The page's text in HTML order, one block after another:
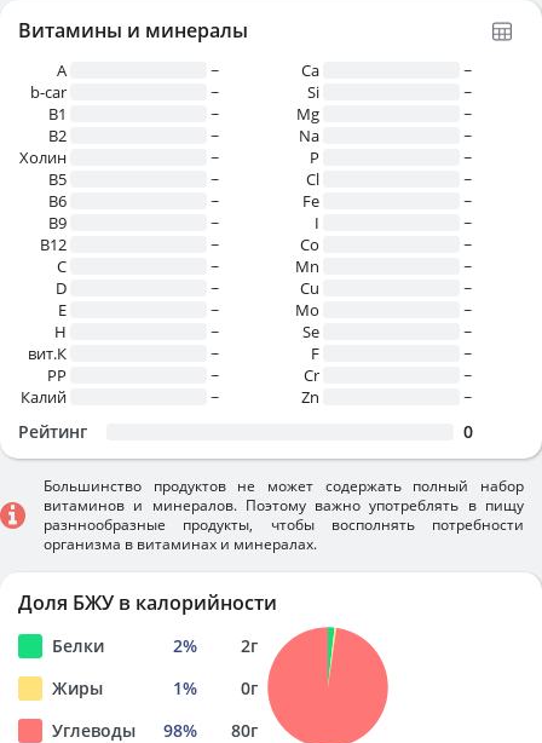
Витамины и минералы
A
~
b-car
~
В1
~
B2
~
Холин
~
B5
~
B6
~
B9
~
B12
~
C
~
D
~
E
~
H
~
вит.К
~
PP
~
Калий
~
Ca
~
Si
~
Mg
~
Na
~
P
~
Cl
~
Fe
~
I
~
Co
~
Mn
~
Cu
~
Mo
~
Se
~
F
~
Cr
~
Zn
~
Рейтинг 0
Большинство продуктов не может содержать полный набор
витаминов и минералов. Поэтому важно употреблять в пищу
разннообразные продукты, чтобы восполнять потребности
организма в витаминах и минералах.
Доля БЖУ в калорийности
Белки 2% 2г
Жиры
1% 0г
Углеводы
98% 80г